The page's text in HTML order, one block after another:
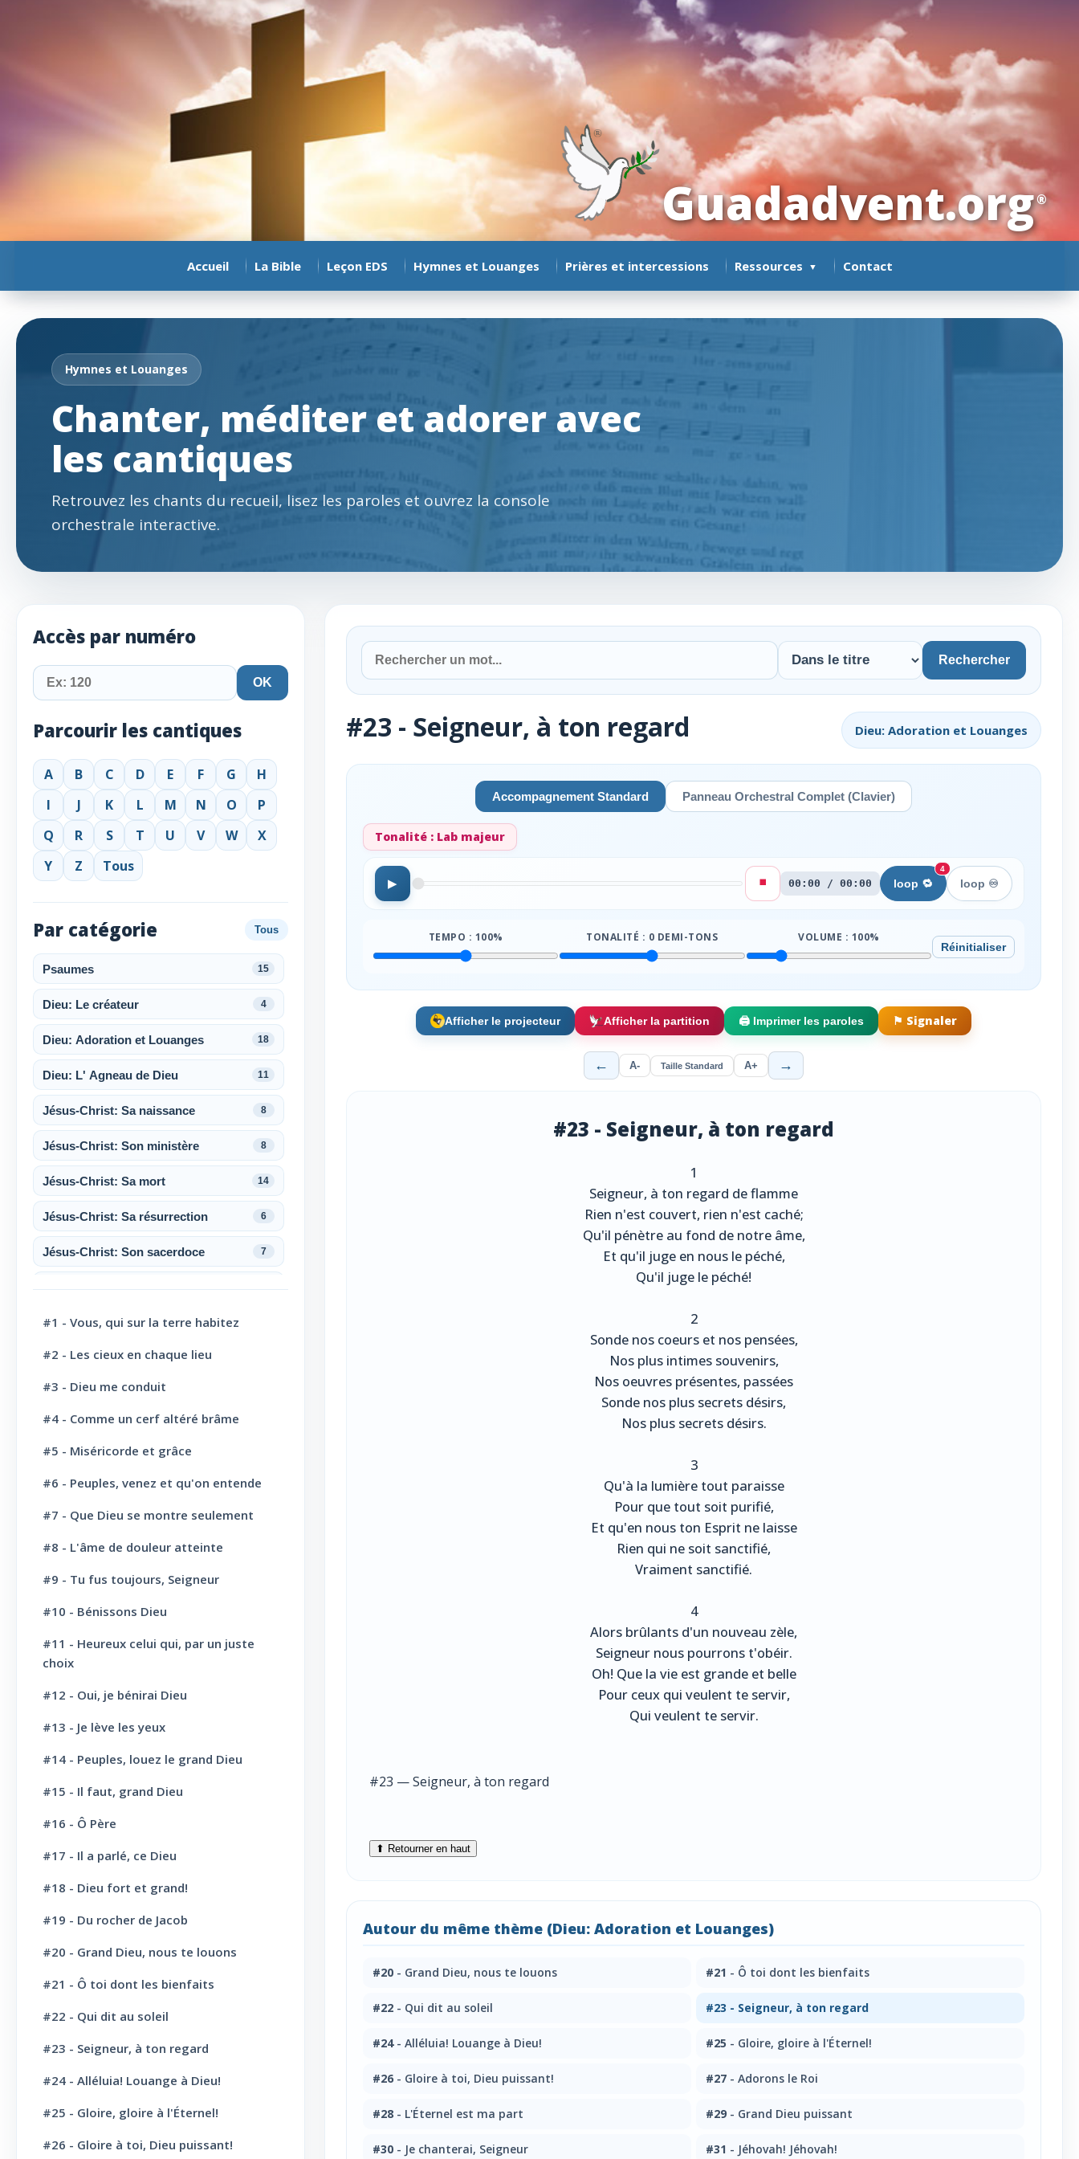
Guadadvent.org®
Accueil La Bible Leçon EDS Hymnes et Louanges Prières et intercessions Ressources ▼ Contact
Hymnes et Louanges
Chanter, méditer et adorer avec
les cantiques
Retrouvez les chants du recueil, lisez les paroles et ouvrez la console
orchestrale interactive.
Accès par numéro
OK
Parcourir les cantiques
A B C D E F G
H
I
J K L M N O
P
Q
R S T U V W
X
Y
Z Tous
Par catégorie Tous
Psaumes 15
Dieu: Le créateur 4
Dieu: Adoration et Louanges 18
Dieu: L' Agneau de Dieu 11
Jésus-Christ: Sa naissance 8
Jésus-Christ: Son ministère 8
Jésus-Christ: Sa mort 14
Jésus-Christ: Sa résurrection 6
Jésus-Christ: Son sacerdoce 7
Jésus-Christ: Son Amour 30
Le Saint-Esprit
La Parole de Dieu, sa Loi
L' Eglise: Promesse
L' Eglise: Cloture et bénédictions
L' Eglise: Missions
Vie Chrétienne: Repentance et
conversion
Vie Chrétienne: Amour et Foi
sanctification
Vie Chrétienne: Combats et victoires
Vie Chrétienne: Secours et
Chants divers: Soir
#1 - Vous, qui sur la terre habitez
#2 - Les cieux en chaque lieu
#3 - Dieu me conduit
#4 - Comme un cerf altéré brâme
#5 - Miséricorde et grâce
#6 - Peuples, venez et qu'on entende
#7 - Que Dieu se montre seulement
#8 - L'âme de douleur atteinte
#9 - Tu fus toujours, Seigneur
#10 - Bénissons Dieu
#11 - Heureux celui qui, par un juste
choix
#12 - Oui, je bénirai Dieu
#13 - Je lève les yeux
#14 - Peuples, louez le grand Dieu
#15 - Il faut, grand Dieu
#16 - Ô Père
#17 - Il a parlé, ce Dieu
#18 - Dieu fort et grand!
#19 - Du rocher de Jacob
#20 - Grand Dieu, nous te louons
#21 - Ô toi dont les bienfaits
#22 - Qui dit au soleil
#23 - Seigneur, à ton regard
#24 - Alléluia! Louange à Dieu!
#25 - Gloire, gloire à l'Éternel!
#26 - Gloire à toi, Dieu puissant!
Rechercher
#23 - Seigneur, à ton regard Dieu: Adoration et Louanges
Accompagnement Standard Panneau Orchestral Complet (Clavier)
Tonalité : Lab majeur
▶ ⏹️ 00:00 / 00:00 loop 🔁
4
loop ♾️
TEMPO : 100% TONALITÉ : 0 DEMI-TONS VOLUME : 100%
Réinitialiser
Afficher le projecteur Afficher la partition 🖨️ Imprimer les paroles ⚑ Signaler
← A- Taille Standard A+ →
#23 - Seigneur, à ton regard
1
Seigneur, à ton regard de flamme
Rien n'est couvert, rien n'est caché;
Qu'il pénètre au fond de notre âme,
Et qu'il juge en nous le péché,
Qu'il juge le péché!
2
Sonde nos coeurs et nos pensées,
Nos plus intimes souvenirs,
Nos oeuvres présentes, passées
Sonde nos plus secrets désirs,
Nos plus secrets désirs.
3
Qu'à la lumière tout paraisse
Pour que tout soit purifié,
Et qu'en nous ton Esprit ne laisse
Rien qui ne soit sanctifié,
Vraiment sanctifié.
4
Alors brûlants d'un nouveau zèle,
Seigneur nous pourrons t'obéir.
Oh! Que la vie est grande et belle
Pour ceux qui veulent te servir,
Qui veulent te servir.
#23 — Seigneur, à ton regard
⬆ Retourner en haut
Autour du même thème (Dieu: Adoration et Louanges)
#20 - Grand Dieu, nous te louons #21 - Ô toi dont les bienfaits
#22 - Qui dit au soleil #23 - Seigneur, à ton regard
#24- Alléluia! Louange à Dieu! #25 - Gloire, gloire à l'Éternel!
#26 - Gloire à toi, Dieu puissant! #27 - Adorons le Roi
#28 - L'Éternel est ma part #29 - Grand Dieu puissant
#30 - Je chanterai, Seigneur #31 - Jéhovah! Jéhovah!